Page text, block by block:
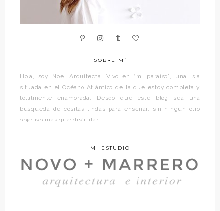
SOBRE MÍ
Hola, soy Noe. Arquitecta. Vivo en “mi paraíso”, una isla
situada en el Océano Atlántico de la que estoy completa y
totalmente enamorada. Deseo que este blog sea una
búsqueda de cositas lindas para enseñar, sin ningún otro
objetivo más que disfrutar.
MI ESTUDIO